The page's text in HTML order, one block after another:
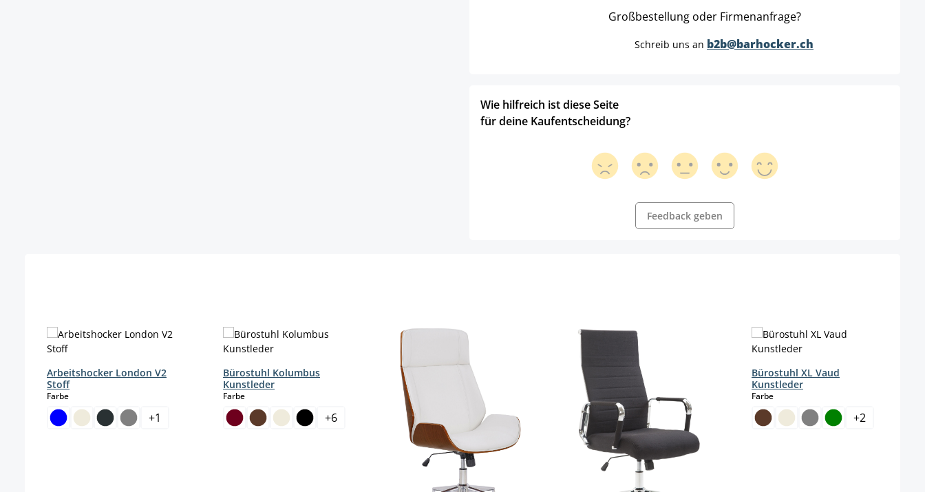
Großbestellung oder Firmenanfrage?
Schreib uns an b2b@barhocker.ch
Wie hilfreich ist diese Seite
für deine Kaufentscheidung?
Feedback geben
Arbeitshocker London V2
Stoff
Farbeauswählen
+1
Bürostuhl Kolumbus
Kunstleder
Farbeauswählen
+6
Bürostuhl XL Vaud
Kunstleder
Farbeauswählen
+2